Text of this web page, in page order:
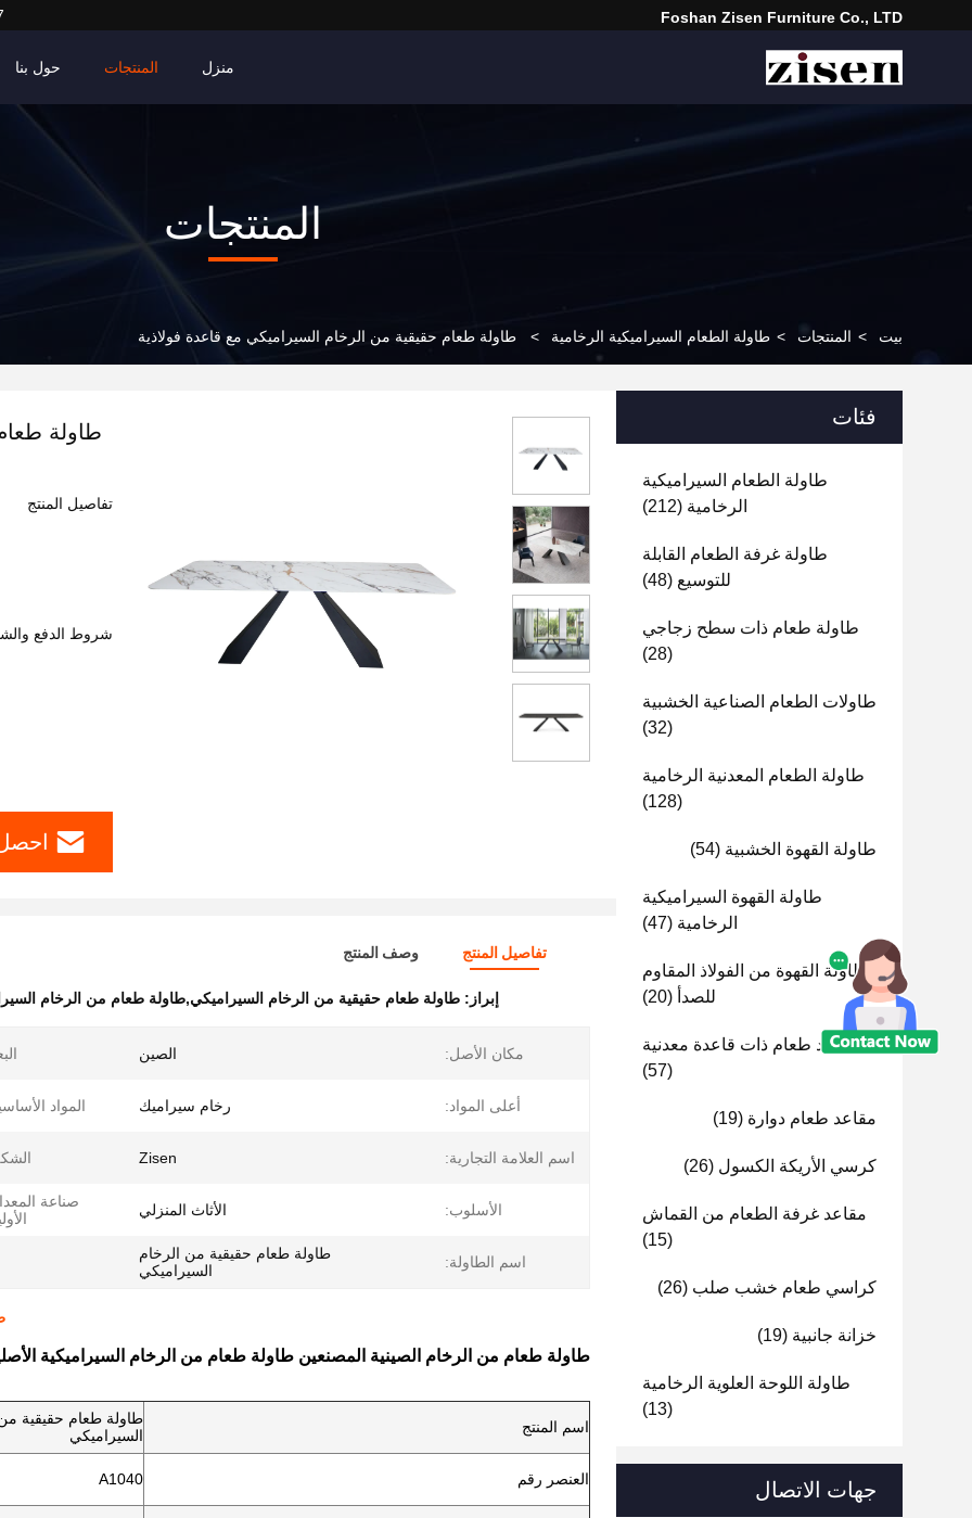
Foshan Zisen Furniture Co., LTD
منزل المنتجات حول بنا
المنتجات
بيت > المنتجات > طاولة الطعام السيراميكية الرخامية > طاولة طعام حقيقية من الرخام السيراميكي مع قاعدة فولاذية
فئات
طاولة الطعام السيراميكية
الرخامية (212)
طاولة غرفة الطعام القابلة
للتوسيع (48)
طاولة طعام ذات سطح زجاجي
(28)
طاولات الطعام الصناعية الخشبية
(32)
طاولة الطعام المعدنية الرخامية
(128)
طاولة القهوة الخشبية (54)
طاولة القهوة السيراميكية
الرخامية (47)
طاولة القهوة من الفولاذ المقاوم
للصدأ (20)
مقاعد طعام ذات قاعدة معدنية
(57)
مقاعد طعام دوارة (19)
كرسي الأريكة الكسول (26)
مقاعد غرفة الطعام من القماش
(15)
كراسي طعام خشب صلب (26)
خزانة جانبية (19)
طاولة اللوحة العلوية الرخامية
(13)
جهات الاتصال
طاولة
تفاصيل المنتج
شروط الدفع
تفاصيل المنتج وصف المنتج
إبراز: طاولة طعام حقيقية من الرخام السيراميكي,طاولة طعام من الرخام
مكان الأصل: الصين
أعلى المواد: رخام سيراميك المواد
اسم العلامة التجارية: Zisen
الأسلوب: الأثاث المنزلي
صناعة
اسم الطاولة:
طاولة طعام حقيقية من الرخام
السيراميكي
طاولة طعام من الرخام الصينية المصنعين طاولة طعام من الرخام السيراميكية
اسم المنتج
طاولة طعام حقيقية
السيراميكي
العنصر رقم A1040